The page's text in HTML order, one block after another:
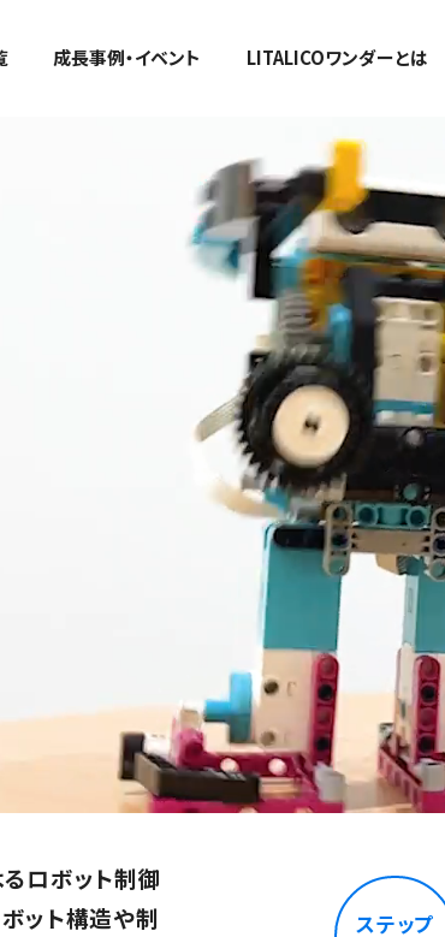
成長事例・イベント LITALICOワンダーとは
ロボット制御
ット構造や制
ステップ